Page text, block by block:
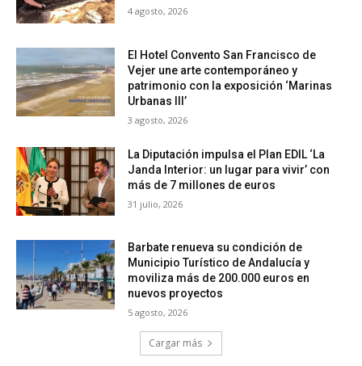
4 agosto, 2026
El Hotel Convento San Francisco de
Vejer une arte contemporáneo y
patrimonio con la exposición ‘Marinas
Urbanas III’
3 agosto, 2026
La Diputación impulsa el Plan EDIL ‘La
Janda Interior: un lugar para vivir’ con
más de 7 millones de euros
31 julio, 2026
Barbate renueva su condición de
Municipio Turístico de Andalucía y
moviliza más de 200.000 euros en
nuevos proyectos
5 agosto, 2026
Cargar más